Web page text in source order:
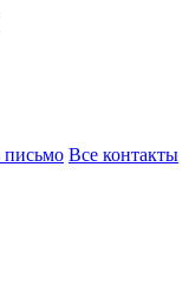
письмо Все контакты